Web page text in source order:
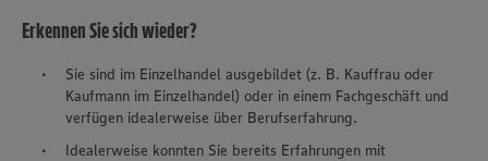
Erkennen Sie sich wieder?
Sie sind im Einzelhandel ausgebildet (z. B. Kauffrau oder
Kaufmann im Einzelhandel) oder in einem Fachgeschäft und
verfügen idealerweise über Berufserfahrung.
Idealerweise konnten Sie bereits Erfahrungen mit